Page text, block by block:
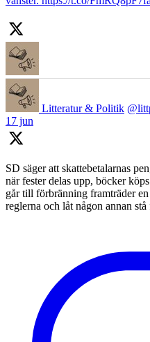
Litteratur & Politik
17 jun
SD säger att skattebetalarnas
när fester delas upp, böcker
går till förbränning framträder
reglerna och låt någon annan